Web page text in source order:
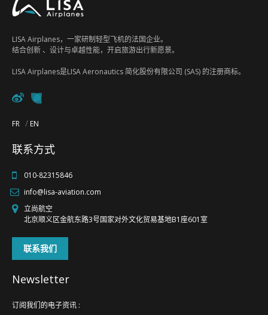
LISA Airplanes，一家研制轻型飞机的法国企业。
结合创新 、设计与卓越性能，开启旅游出行新愿景。
LISA Airplanes是LISA Aeronautics 简化股份有限公司 (SAS) 的注册商标。
FR EN
联系方式
010-82315846
info@lisa-aviation.com
立尚航空
北京顺义区金航东路3号国家对外文化贸易基地B1座601室
联系我们
Newsletter
订阅我们的电子资讯 :